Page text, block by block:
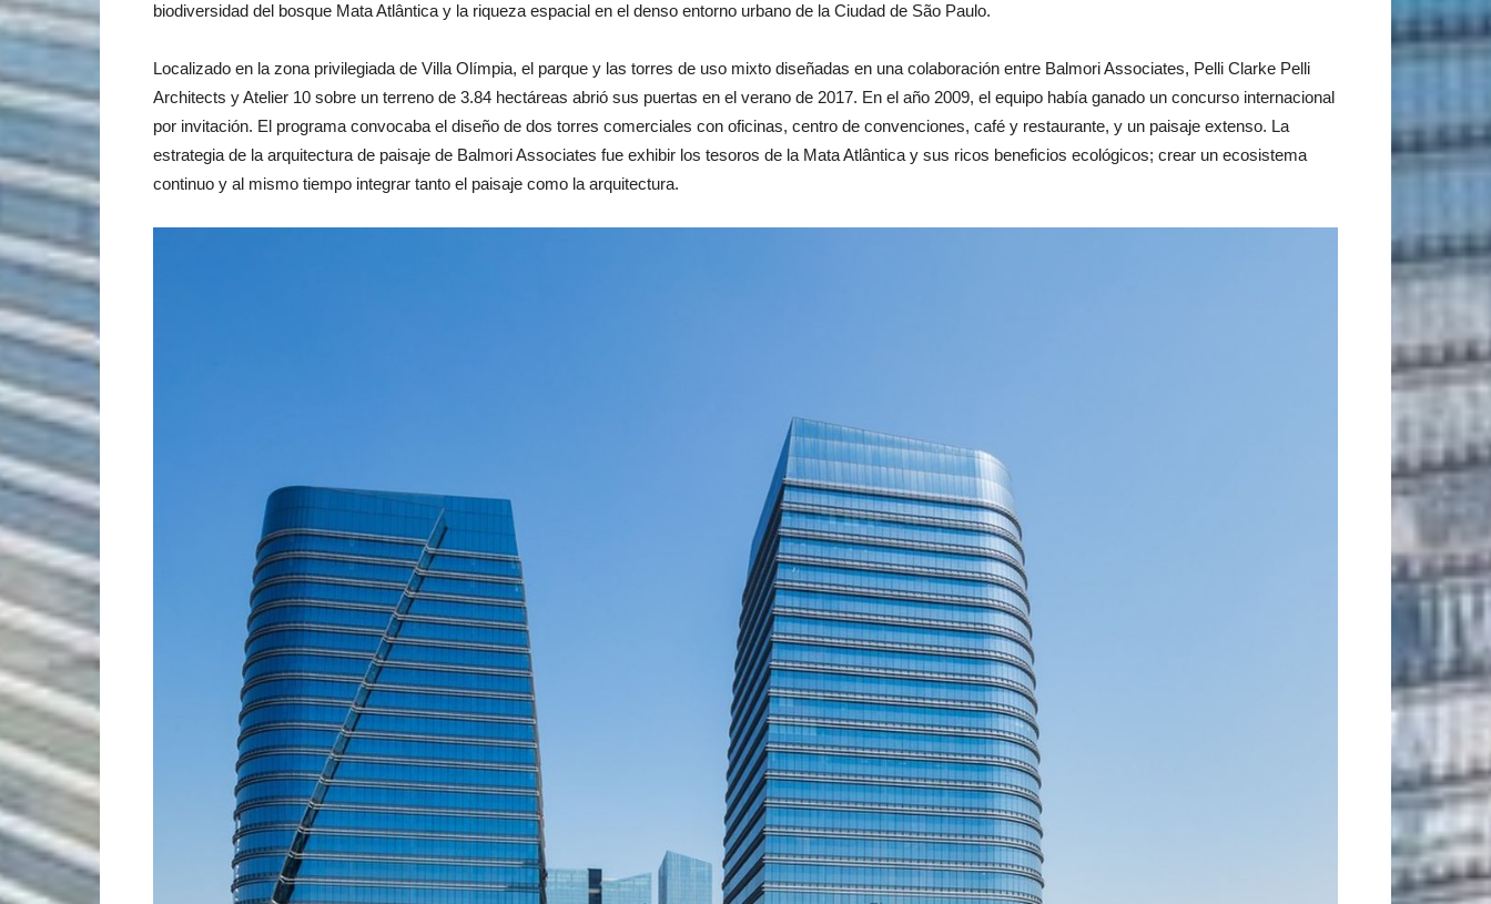
biodiversidad del bosque Mata Atlântica y la riqueza espacial en el denso entorno urbano de la Ciudad de São Paulo.
Localizado en la zona privilegiada de Villa Olímpia, el parque y las torres de uso mixto diseñadas en una colaboración entre Balmori Associates, Pelli Clarke Pelli
Architects y Atelier 10 sobre un terreno de 3.84 hectáreas abrió sus puertas en el verano de 2017. En el año 2009, el equipo había ganado un concurso internacional
por invitación. El programa convocaba el diseño de dos torres comerciales con oficinas, centro de convenciones, café y restaurante, y un paisaje extenso. La
estrategia de la arquitectura de paisaje de Balmori Associates fue exhibir los tesoros de la Mata Atlântica y sus ricos beneficios ecológicos; crear un ecosistema
continuo y al mismo tiempo integrar tanto el paisaje como la arquitectura.